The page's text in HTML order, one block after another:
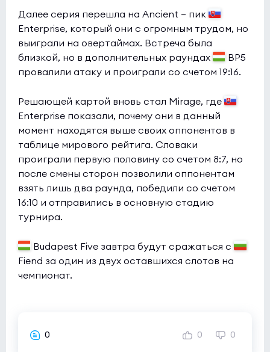
Далее серия перешла на Ancient — пик
Enterprise, который они с огромным трудом, но
выиграли на овертаймах. Встреча была
близкой, но в дополнительных раундах
BP5
провалили атаку и проиграли со счетом 19:16.
Решающей картой вновь стал Mirage, где
Enterprise показали, почему они в данный
момент находятся выше своих оппонентов в
таблице мирового рейтига. Словаки
проиграли первую половину со счетом 8:7, но
после смены сторон позволили оппонентам
взять лишь два раунда, победили со счетом
16:10 и отправились в основную стадию
турнира.
Budapest Five завтра будут сражаться с
Fiend за один из двух оставшихся слотов на
чемпионат.
0 0 0